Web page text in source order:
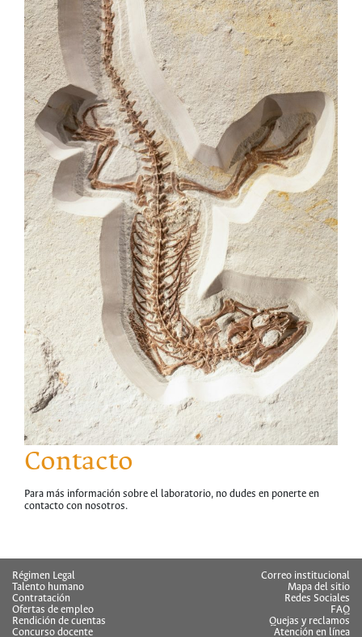
Contacto
Para más información sobre el laboratorio, no dudes en ponerte en
contacto con nosotros.
Régimen Legal
Talento humano
Contratación
Ofertas de empleo
Rendición de cuentas
Concurso docente
Correo institucional
Mapa del sitio
Redes Sociales
FAQ
Quejas y reclamos
Atención en línea